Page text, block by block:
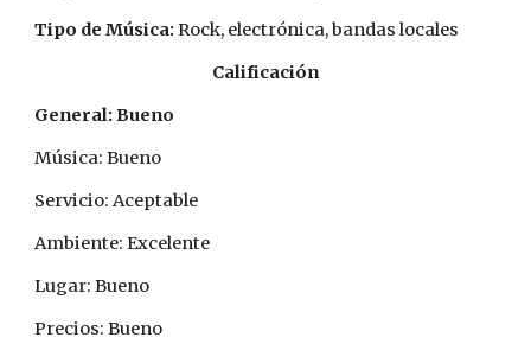
Tipo de Música: Rock, electrónica, bandas locales
Calificación
General: Bueno
Música: Bueno
Servicio: Aceptable
Ambiente: Excelente
Lugar: Bueno
Precios: Bueno